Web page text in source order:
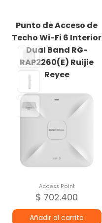
Punto de Acceso de
Techo Wi-Fi 6 Interior
Dual Band RG-
RAP2260(E) Ruijie
Reyee
Access Point
$ 702.400
Añadir al carrito